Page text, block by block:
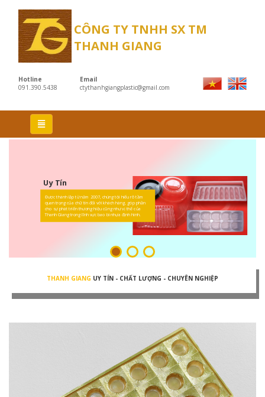
CÔNG TY TNHH SX TM
THANH GIANG
Hotline
091.390.5438
Email
ctythanhgiangplastic@gmail.com
Uy Tín
Được thành lập từ năm 2007, chúng tôi hiểu rõ tầm
quan trọng của chữ tín đối với khách hàng, góp phần
cho sự phát triển thương hiệu cũng như vị thế của
Thanh Giang trong lĩnh vực bao bì nhựa định hình.
THANH GIANG UY TÍN - CHẤT LƯỢNG - CHUYÊN NGHIỆP